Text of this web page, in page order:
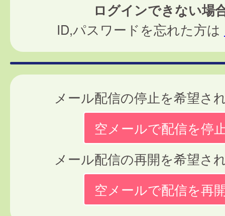
ログインできない場
ID,パスワードを忘れた方は
メール配信の停止を希望さ
空メールで配信を停
メール配信の再開を希望さ
空メールで配信を再